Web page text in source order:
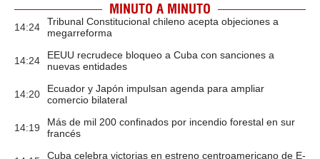
MINUTO A MINUTO
14:24
Tribunal Constitucional chileno acepta objeciones a
megarreforma
14:24
EEUU recrudece bloqueo a Cuba con sanciones a
nuevas entidades
14:20
Ecuador y Japón impulsan agenda para ampliar
comercio bilateral
14:19
Más de mil 200 confinados por incendio forestal en sur
francés
Cuba celebra victorias en estreno centroamericano de E-